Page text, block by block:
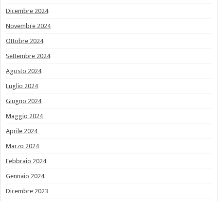
Dicembre 2024
Novembre 2024
Ottobre 2024
Settembre 2024
Agosto 2024
Luglio 2024
Giugno 2024
Maggio 2024
Aprile 2024
Marzo 2024
Febbraio 2024
Gennaio 2024
Dicembre 2023